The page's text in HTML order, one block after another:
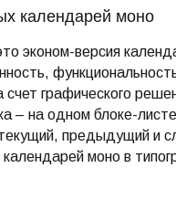
календарей моно
эконом-версия
счет графического
– на одном блоке-
предыдущий и
моно в